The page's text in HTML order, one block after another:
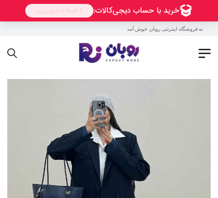
به فروشگاه اینترنتی روبان خوش آمدید !